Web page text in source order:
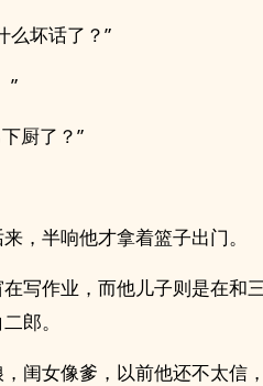
么坏话了？”
”
厨了？”
，半响他才拿着篮子出门。
写作业，而他儿子则是在和
郎。
闺女像爹，以前他还不太信